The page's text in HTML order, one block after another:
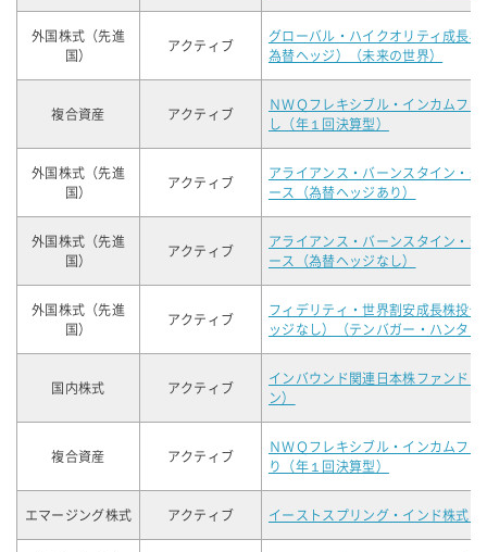
外国株式（先進
国）
アクティブ
グローバル・ハイクオリティ成長
為替ヘッジ）（未来の世界）
複合資産 アクティブ
ＮＷＱフレキシブル・インカムフ
し（年１回決算型）
外国株式（先進
国）
アクティブ
アライアンス・バーンスタイン・
ース（為替ヘッジあり）
外国株式（先進
国）
アクティブ
アライアンス・バーンスタイン・
ース（為替ヘッジなし）
外国株式（先進
国）
アクティブ
フィデリティ・世界割安成長株投
ッジなし）（テンバガー・ハンター
国内株式 アクティブ
インバウンド関連日本株ファンド
ン）
複合資産 アクティブ
ＮＷＱフレキシブル・インカムフ
り（年１回決算型）
エマージング株式 アクティブ イーストスプリング・インド株式オ